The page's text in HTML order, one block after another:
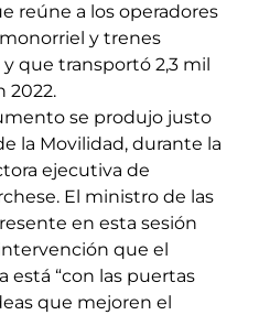
reúne a los operadores
y trenes
que transportó 2,3 mil
2022.
se produjo justo
la Movilidad, durante la
ejecutiva de
El ministro de las
en esta sesión
que el
“con las puertas
que mejoren el